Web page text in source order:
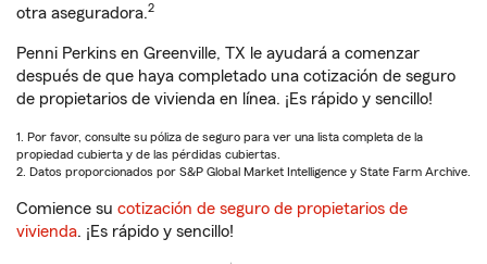
otra aseguradora.2
Penni Perkins en Greenville, TX le ayudará a comenzar
después de que haya completado una cotización de seguro
de propietarios de vivienda en línea. ¡Es rápido y sencillo!
1. Por favor, consulte su póliza de seguro para ver una lista completa de la
propiedad cubierta y de las pérdidas cubiertas.
2. Datos proporcionados por S&P Global Market Intelligence y State Farm Archive.
Comience su cotización de seguro de propietarios de
vivienda. ¡Es rápido y sencillo!